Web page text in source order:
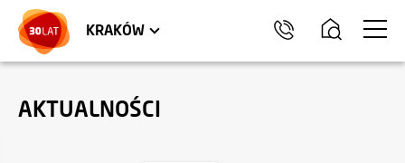
KRAKÓW
TRÓJMIASTO
LOKALE USŁUGOWE
AKTUALNOŚCI